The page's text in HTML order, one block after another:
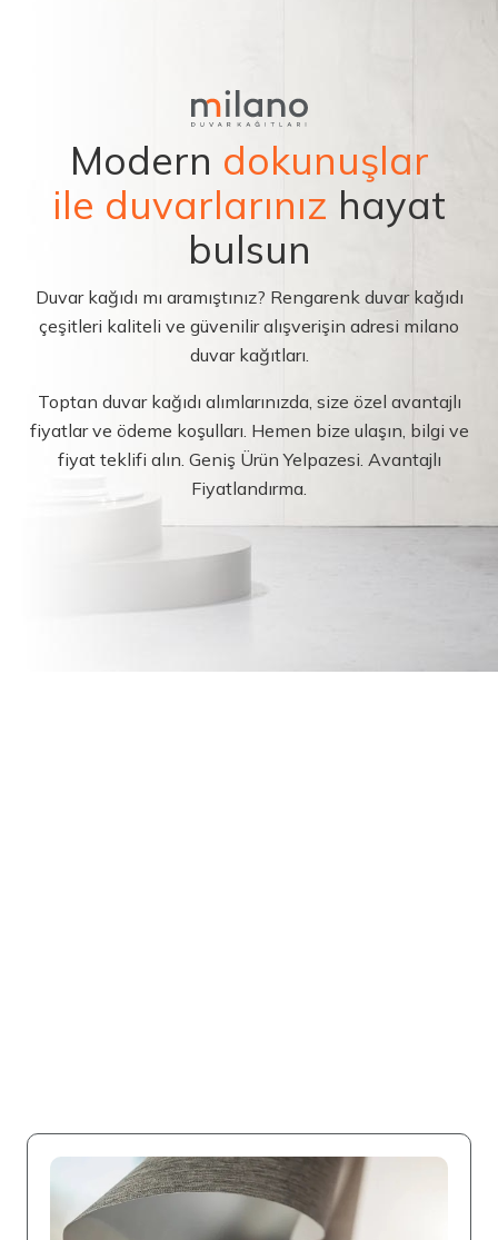
Modern dokunuşlar
ile duvarlarınız hayat
bulsun
Duvar kağıdı mı aramıştınız? Rengarenk duvar kağıdı
çeşitleri kaliteli ve güvenilir alışverişin adresi milano
duvar kağıtları.
Toptan duvar kağıdı alımlarınızda, size özel avantajlı
fiyatlar ve ödeme koşulları. Hemen bize ulaşın, bilgi ve
fiyat teklifi alın. Geniş Ürün Yelpazesi. Avantajlı
Fiyatlandırma.